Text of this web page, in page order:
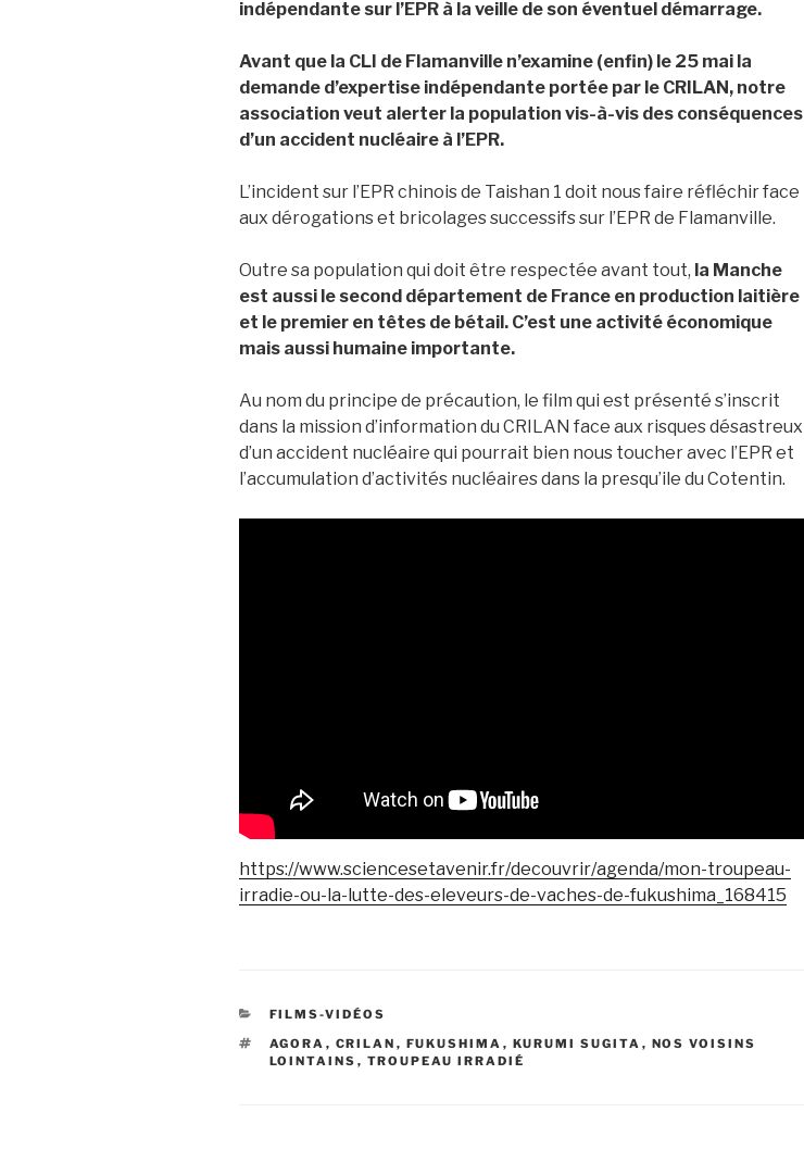
indépendante sur l’EPR à la veille de son éventuel démarrage.
Avant que la CLI de Flamanville n’examine (enfin) le 25 mai la
demande d’expertise indépendante portée par le CRILAN, notre
association veut alerter la population vis-à-vis des conséquences
d’un accident nucléaire à l’EPR.
L’incident sur l’EPR chinois de Taishan 1 doit nous faire réfléchir face
aux dérogations et bricolages successifs sur l’EPR de Flamanville.
Outre sa population qui doit être respectée avant tout, la Manche
est aussi le second département de France en production laitière
et le premier en têtes de bétail. C’est une activité économique
mais aussi humaine importante.
Au nom du principe de précaution, le film qui est présenté s’inscrit
dans la mission d’information du CRILAN face aux risques désastreux
d’un accident nucléaire qui pourrait bien nous toucher avec l’EPR et
l’accumulation d’activités nucléaires dans la presqu’ile du Cotentin.
https://www.sciencesetavenir.fr/decouvrir/agenda/mon-troupeau-
irradie-ou-la-lutte-des-eleveurs-de-vaches-de-fukushima_168415
CATÉGORIES
FILMS-VIDÉOS
ÉTIQUETTES
AGORA , CRILAN , FUKUSHIMA , KURUMI SUGITA , NOS VOISINS
LOINTAINS , TROUPEAU IRRADIÉ